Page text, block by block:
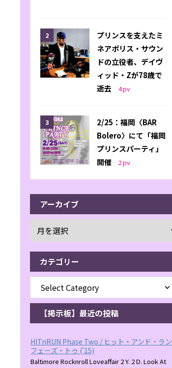
プリンスを支えたミ
ネアポリス・サウン
ドの立役者、デイヴ
ィッド・Zが78歳で
逝去
4pv
2/25：福岡〈BAR
Bolero〉にて「福岡
プリンスパーティ」
開催
2pv
アーカイブ
カテゴリー
【掲示板】最近の投稿
HITnRUN Phase Two / ヒット・アンド・ラン
フェーズ・トゥ ('15)
Baltimore Rocknroll Loveaffair 2 Y. 2 D. Look At